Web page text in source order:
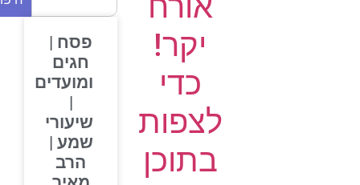
יקר!
כדי
לצפות
בתוכן
פסח |
חגים
ומועדים
שיעורי
שמע |
הרב